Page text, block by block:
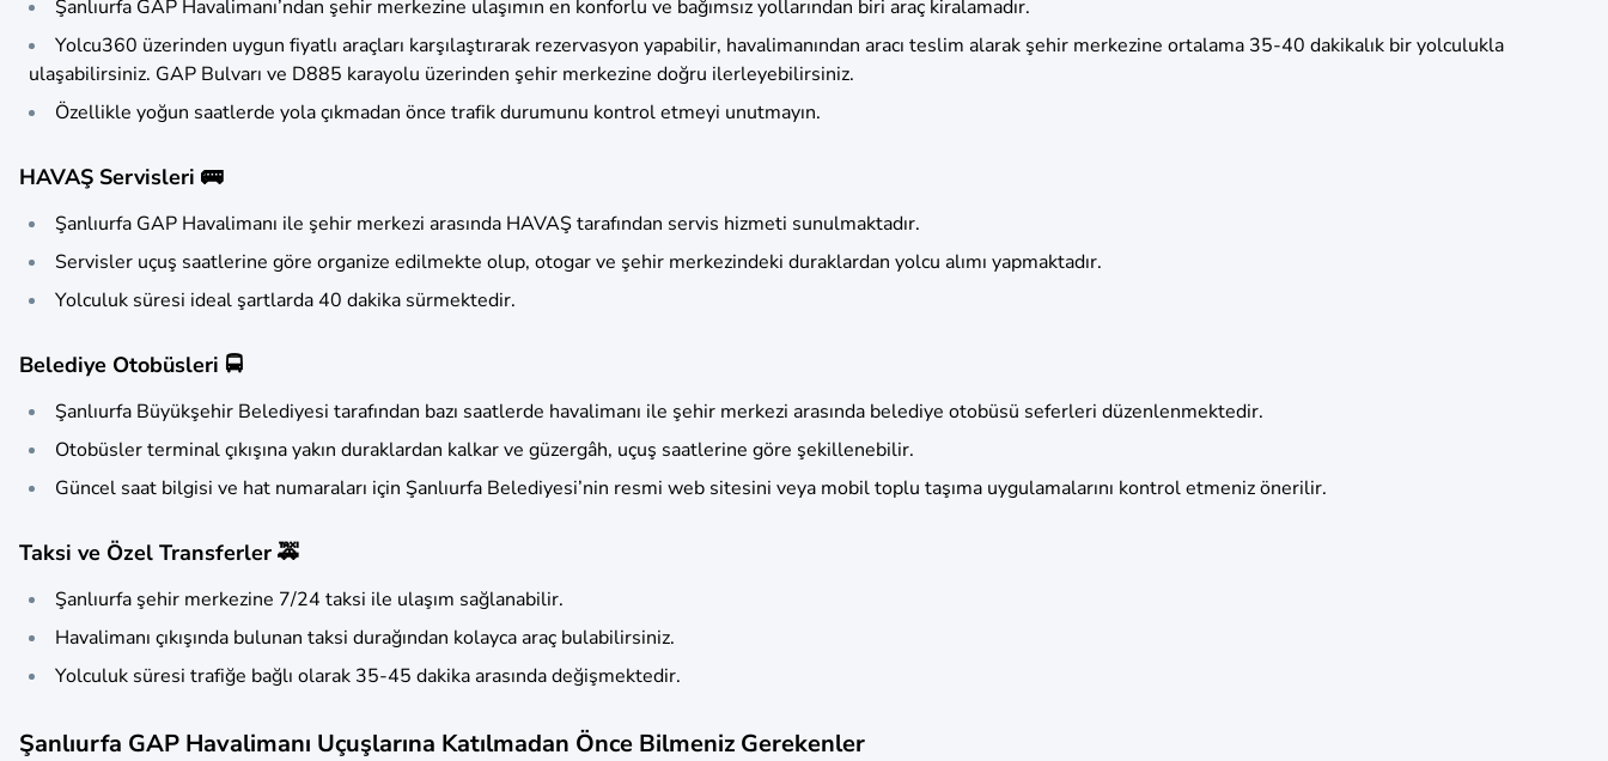
Şanlıurfa GAP Havalimanı’ndan şehir merkezine ulaşımın en konforlu ve bağımsız yollarından biri araç kiralamadır.
Yolcu360 üzerinden uygun fiyatlı araçları karşılaştırarak rezervasyon yapabilir, havalimanından aracı teslim alarak şehir merkezine ortalama 35-40 dakikalık bir yolculukla
ulaşabilirsiniz. GAP Bulvarı ve D885 karayolu üzerinden şehir merkezine doğru ilerleyebilirsiniz.
Özellikle yoğun saatlerde yola çıkmadan önce trafik durumunu kontrol etmeyi unutmayın.
HAVAŞ Servisleri 🚌
Şanlıurfa GAP Havalimanı ile şehir merkezi arasında HAVAŞ tarafından servis hizmeti sunulmaktadır.
Servisler uçuş saatlerine göre organize edilmekte olup, otogar ve şehir merkezindeki duraklardan yolcu alımı yapmaktadır.
Yolculuk süresi ideal şartlarda 40 dakika sürmektedir.
Belediye Otobüsleri 🚍
Şanlıurfa Büyükşehir Belediyesi tarafından bazı saatlerde havalimanı ile şehir merkezi arasında belediye otobüsü seferleri düzenlenmektedir.
Otobüsler terminal çıkışına yakın duraklardan kalkar ve güzergâh, uçuş saatlerine göre şekillenebilir.
Güncel saat bilgisi ve hat numaraları için Şanlıurfa Belediyesi’nin resmi web sitesini veya mobil toplu taşıma uygulamalarını kontrol etmeniz önerilir.
Taksi ve Özel Transferler 🚕
Şanlıurfa şehir merkezine 7/24 taksi ile ulaşım sağlanabilir.
Havalimanı çıkışında bulunan taksi durağından kolayca araç bulabilirsiniz.
Yolculuk süresi trafiğe bağlı olarak 35-45 dakika arasında değişmektedir.
Şanlıurfa GAP Havalimanı Uçuşlarına Katılmadan Önce Bilmeniz Gerekenler